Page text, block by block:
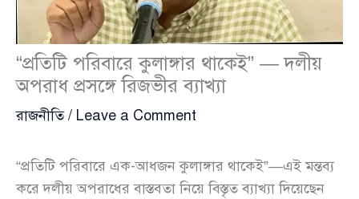
“প্রতিটি পরিবারে কুলাঙ্গার থাকেই” — দলীয়
অপরাধ প্রসঙ্গে রিজভীর ব্যাখ্যা
রাজনীতি/ Leave a Comment
“প্রতিটি পরিবারে এক-আধজন কুলাঙ্গার থাকেই”—এই মন্তব্য
করে দলীয় অপরাধের বাস্তবতা নিয়ে বিস্তৃত ব্যাখ্যা দিয়েছেন